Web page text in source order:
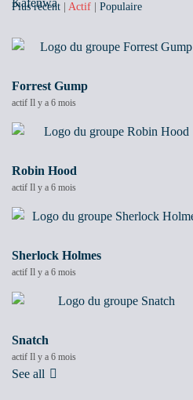
Plus récent Actif Populaire
Forrest Gump
actif Il y a 6 mois
Robin Hood
actif Il y a 6 mois
Sherlock Holmes
actif Il y a 6 mois
Snatch
actif Il y a 6 mois
See all